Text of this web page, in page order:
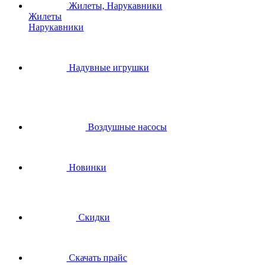
Жилеты, Нарукавники
Жилеты
Нарукавники
Надувные игрушки
Воздушные насосы
Новинки
Скидки
Скачать прайс